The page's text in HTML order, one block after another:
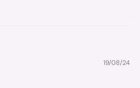
19/08/24